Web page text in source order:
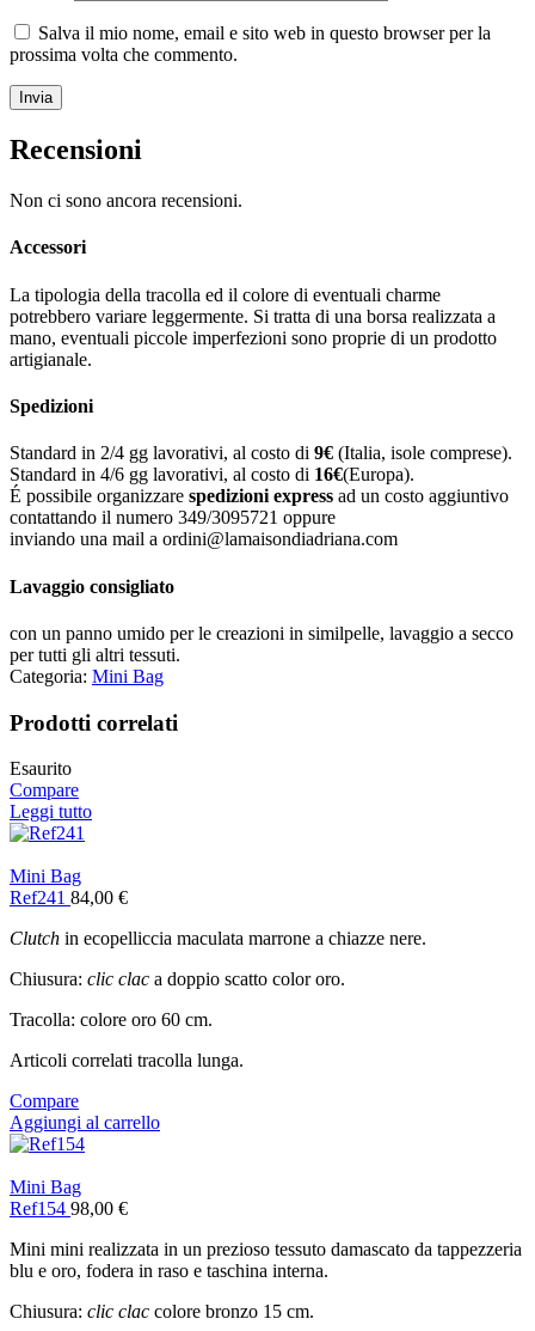
Salva il mio nome, email e sito web in questo browser per la
prossima volta che commento.
Recensioni
Non ci sono ancora recensioni.
Accessori
La tipologia della tracolla ed il colore di eventuali charme
potrebbero variare leggermente. Si tratta di una borsa realizzata a
mano, eventuali piccole imperfezioni sono proprie di un prodotto
artigianale.
Spedizioni
Standard in 2/4 gg lavorativi, al costo di 9€ (Italia, isole comprese).
Standard in 4/6 gg lavorativi, al costo di 16€(Europa).
É possibile organizzare spedizioni express ad un costo aggiuntivo
contattando il numero 349/3095721 oppure
inviando una mail a ordini@lamaisondiadriana.com
Lavaggio consigliato
con un panno umido per le creazioni in similpelle, lavaggio a secco
per tutti gli altri tessuti.
Categoria: Mini Bag
Prodotti correlati
Esaurito
Compare
Leggi tutto
Mini Bag
Ref241 84,00 €
Clutch in ecopelliccia maculata marrone a chiazze nere.
Chiusura: clic clac a doppio scatto color oro.
Tracolla: colore oro 60 cm.
Articoli correlati tracolla lunga.
Compare
Aggiungi al carrello
Mini Bag
Ref154 98,00 €
Mini mini realizzata in un prezioso tessuto damascato da tappezzeria
blu e oro, fodera in raso e taschina interna.
Chiusura: clic clac colore bronzo 15 cm.